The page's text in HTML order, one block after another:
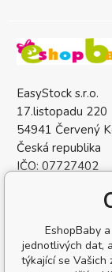
EasyStock s.r.o.
17.listopadu 220
54941 Červený
Česká republika
IČO: 07727402
EshopBaby
jednotlivých dat,
týkající se Vašich